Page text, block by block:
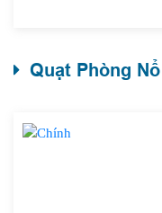
Quạt Phòng Nổ